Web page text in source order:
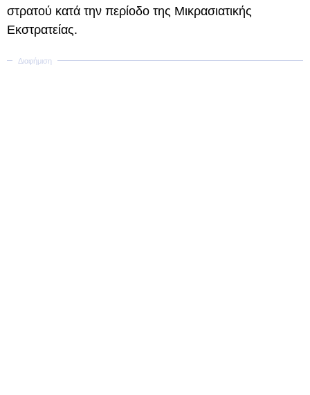
στρατού κατά την περίοδο της Μικρασιατικής
Εκστρατείας.